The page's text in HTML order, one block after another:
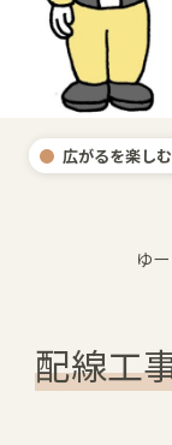
広がるを楽しむ
ゆ
配線工